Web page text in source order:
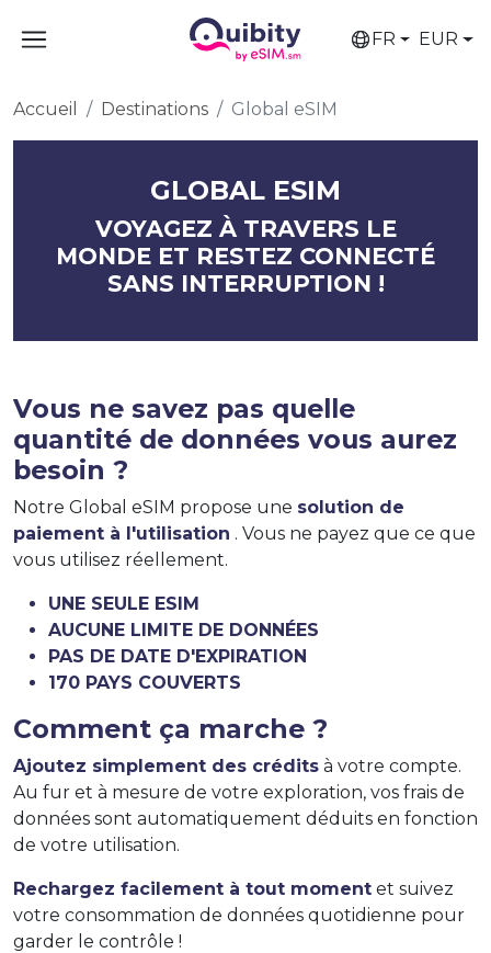
FR EUR
Accueil Destinations Global eSIM
GLOBAL ESIM
VOYAGEZ À TRAVERS LE
MONDE ET RESTEZ CONNECTÉ
SANS INTERRUPTION !
Vous ne savez pas quelle
quantité de données vous aurez
besoin ?
Notre Global eSIM propose une solution de
paiement à l'utilisation . Vous ne payez que ce que
vous utilisez réellement.
UNE SEULE ESIM
AUCUNE LIMITE DE DONNÉES
PAS DE DATE D'EXPIRATION
170 PAYS COUVERTS
Comment ça marche ?
Ajoutez simplement des crédits à votre compte.
Au fur et à mesure de votre exploration, vos frais de
données sont automatiquement déduits en fonction
de votre utilisation.
Rechargez facilement à tout moment et suivez
votre consommation de données quotidienne pour
garder le contrôle !